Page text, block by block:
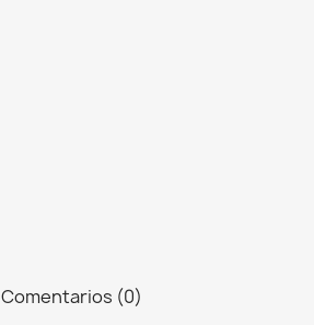
Comentarios (0)